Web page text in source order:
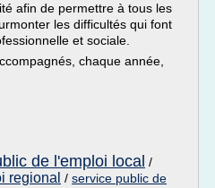
afin de permettre à tous les
les difficultés qui font
et sociale.
chaque année,
de l'emploi local /
regional / service public de